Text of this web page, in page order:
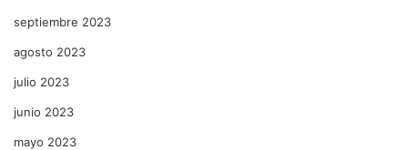
septiembre 2023
agosto 2023
julio 2023
junio 2023
mayo 2023